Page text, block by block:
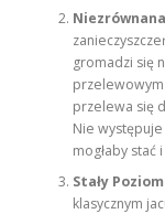
gromadzi się
przelewa się
Nie
mogłaby stać
Stały
klasycznym